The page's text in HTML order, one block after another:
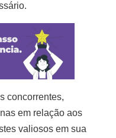
concorrentes,
em relação aos
valiosos em sua